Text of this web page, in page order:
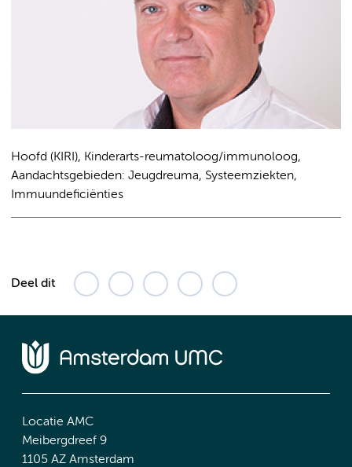
Hoofd (KIRI), Kinderarts-reumatoloog/immunoloog,
Aandachtsgebieden: Jeugdreuma, Systeemziekten,
Immuundeficiënties
Deel dit
Locatie AMC
Meibergdreef 9
1105 AZ Amsterdam